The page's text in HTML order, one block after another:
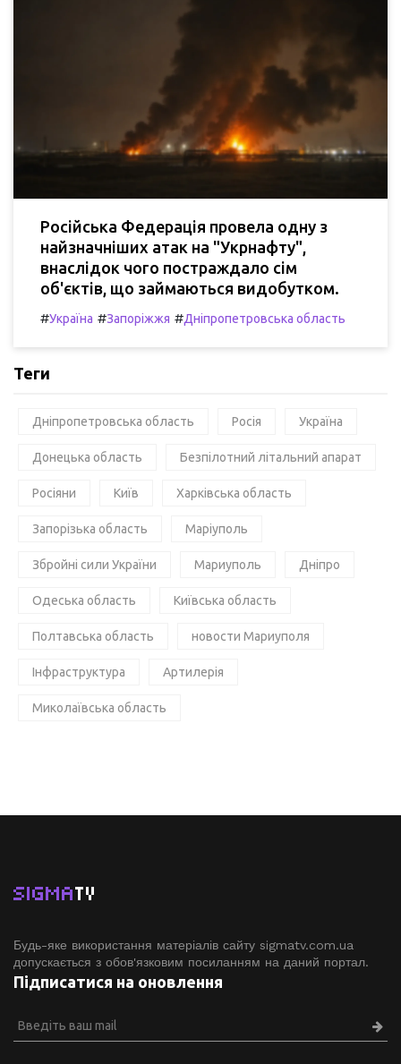
Російська Федерація провела одну з
найзначніших атак на "Укрнафту",
внаслідок чого постраждало сім
об'єктів, що займаються видобутком.
#Україна #Запоріжжя #Дніпропетровська область
Теги
Дніпропетровська область Росія Україна
Донецька область Безпілотний літальний апарат
Росіяни Київ Харківська область
Запорізька область Маріуполь
Збройні сили України Мариуполь Дніпро
Одеська область Київська область
Полтавська область новости Мариуполя
Інфраструктура Артилерія
Миколаївська область
SIGMATV
Будь-яке використання матеріалів сайту sigmatv.com.ua
допускається з обов'язковим посиланням на даний портал.
Підписатися на оновлення